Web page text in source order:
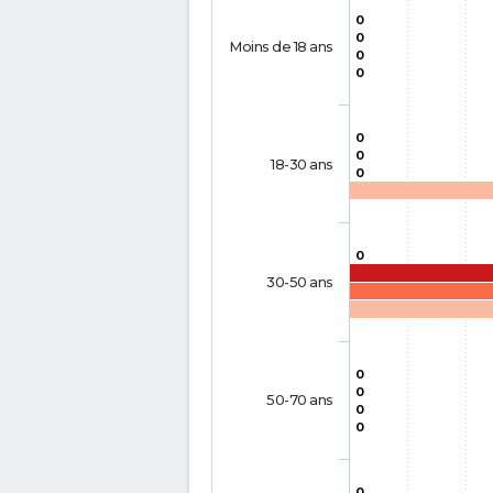
0
0
0
0
0
0
0
0
0
0
0
0
Moins de 18 ans
18-30 ans
30-50 ans
50-70 ans